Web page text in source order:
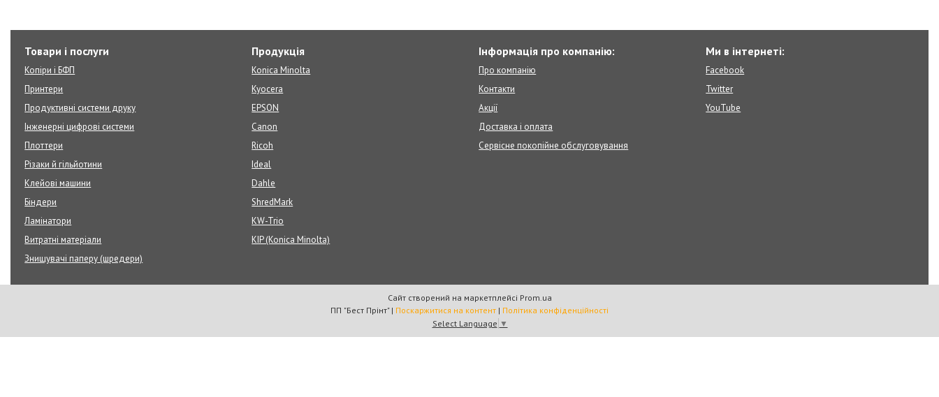
Товари і послуги
Копіри і БФП
Принтери
Продуктивні системи друку
Інженерні цифрові системи
Плоттери
Різаки й гільйотини
Клейові машини
Біндери
Ламінатори
Витратні матеріали
Знищувачі паперу (шредери)
Продукція
Konica Minolta
Kyocera
EPSON
Canon
Ricoh
Ideal
Dahle
ShredMark
KW-Trio
KIP (Konica Minolta)
Інформація про компанію:
Про компанію
Контакти
Акції
Доставка і оплата
Сервісне покопійне обслуговування
Ми в інтернеті:
Facebook
Twitter
YouTube
Сайт створений на маркетплейсі Prom.ua
ПП "Бест Прінт" | Поскаржитися на контент | Політика конфіденційності
Select Language ▼